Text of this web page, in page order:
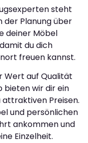
steht
der Planung über
deiner Möbel
du dich
freuen kannst.
Wert auf Qualität
bieten wir dir ein
Preisen.
und persönlichen
ankommen und
Einzelheit.